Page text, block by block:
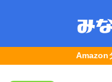
Amazon